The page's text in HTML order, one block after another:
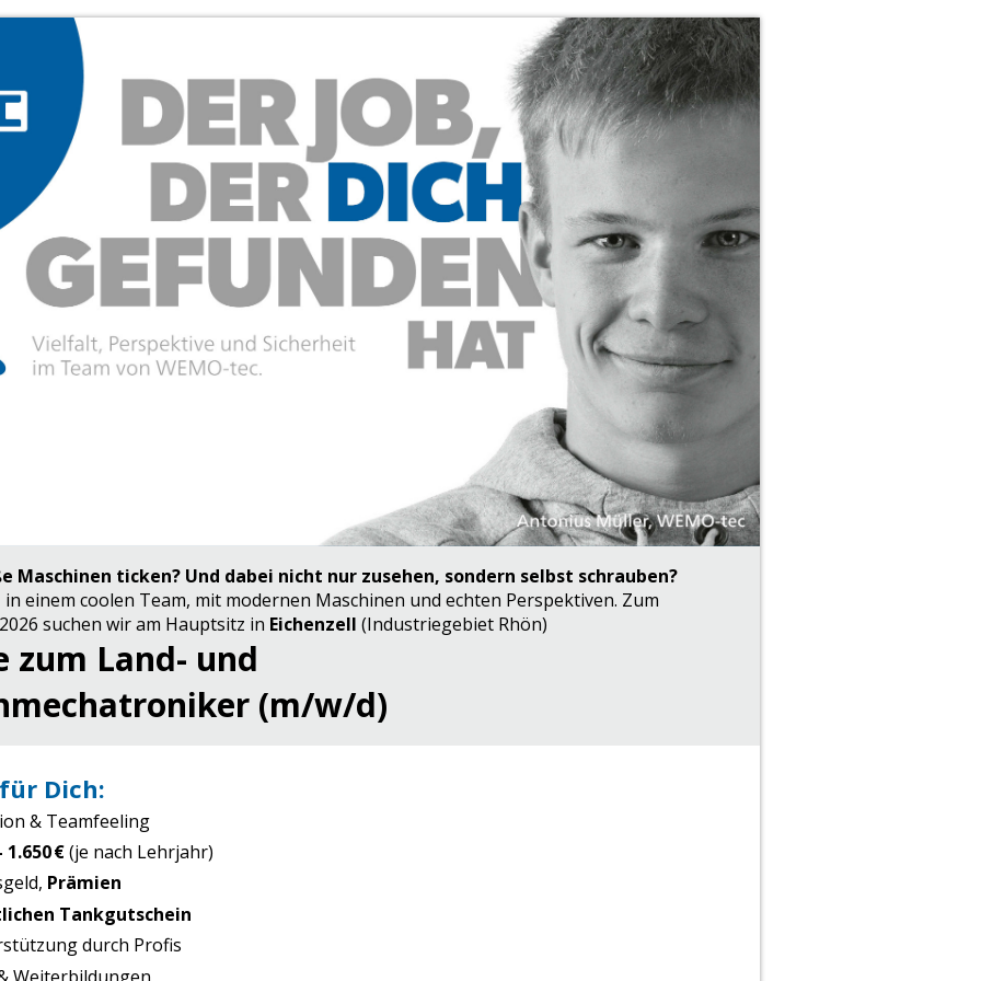
Maschinen ticken? Und dabei nicht nur zusehen, sondern selbst schrauben?
einem coolen Team, mit modernen Maschinen und echten Perspektiven. Zum
suchen wir am Hauptsitz in Eichenzell (Industriegebiet Rhön)
zum Land- und
(m/w/d)
Dich:
& Teamfeeling
1.650 €(je nach Lehrjahr)
Prämien
Tankgutschein
durch Profis